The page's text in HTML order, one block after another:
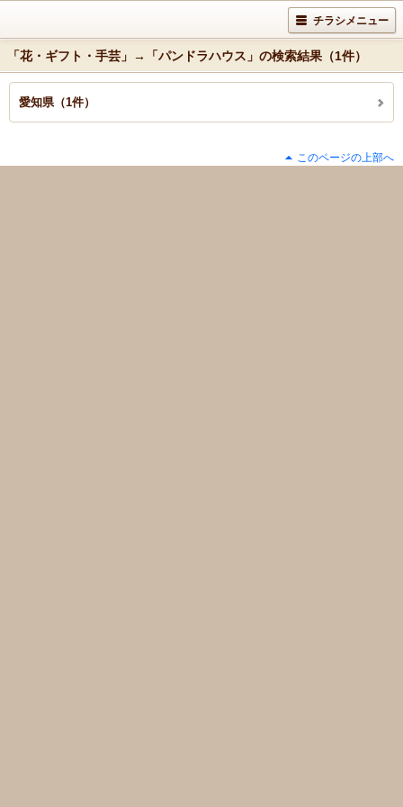
チラシメニュー
「花・ギフト・手芸」→「パンドラハウス」の検索結果（1件）
愛知県（1件）
このページの上部へ